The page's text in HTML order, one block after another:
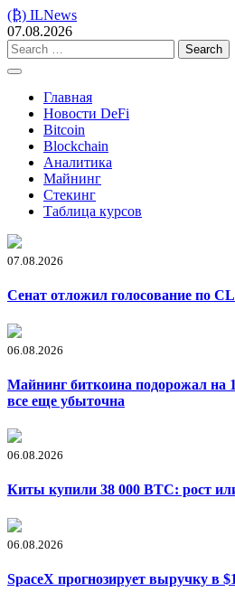
Skip
to
content
(₿) ILNews
07.08.2026
Search
for:
Главная
Новости DeFi
Bitcoin
Blockchain
Аналитика
Майнинг
Стекинг
Таблица курсов
07.08.2026
Сенат отложил голосование по
06.08.2026
Майнинг биткоина подорожал на
все еще убыточна
06.08.2026
Киты купили 38 000 BTC: рост
06.08.2026
SpaceX прогнозирует выручку в